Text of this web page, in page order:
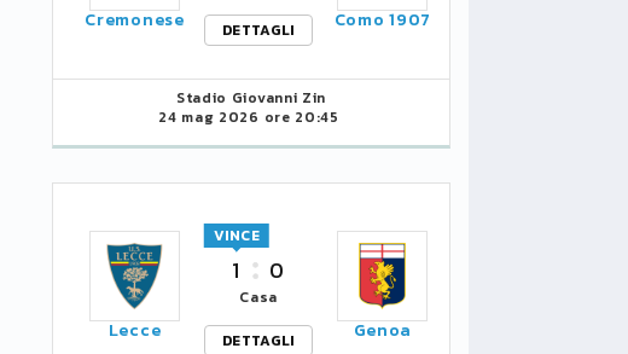
Cremonese
DETTAGLI
Como 1907
Stadio Giovanni Zin
24 mag 2026 ore 20:45
Lecce
1
VINCE
0
Casa
DETTAGLI
Genoa